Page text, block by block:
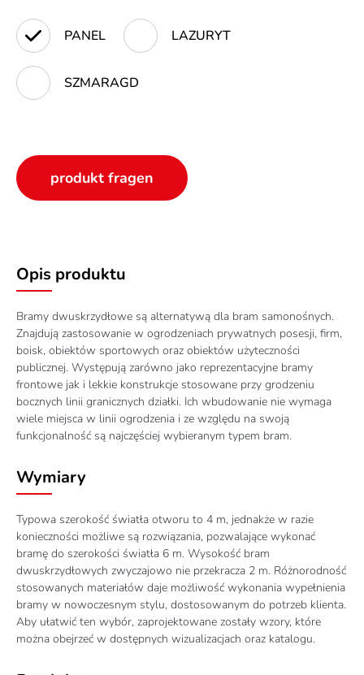
PANEL LAZURYT
SZMARAGD
produkt fragen
Opis produktu
Bramy dwuskrzydłowe są alternatywą dla bram samonośnych.
Znajdują zastosowanie w ogrodzeniach prywatnych posesji, firm,
boisk, obiektów sportowych oraz obiektów użyteczności
publicznej. Występują zarówno jako reprezentacyjne bramy
frontowe jak i lekkie konstrukcje stosowane przy grodzeniu
bocznych linii granicznych działki. Ich wbudowanie nie wymaga
wiele miejsca w linii ogrodzenia i ze względu na swoją
funkcjonalność są najczęściej wybieranym typem bram.
Wymiary
Typowa szerokość światła otworu to 4 m, jednakże w razie
konieczności możliwe są rozwiązania, pozwalające wykonać
bramę do szerokości światła 6 m. Wysokość bram
dwuskrzydłowych zwyczajowo nie przekracza 2 m. Różnorodność
stosowanych materiałów daje możliwość wykonania wypełnienia
bramy w nowoczesnym stylu, dostosowanym do potrzeb klienta.
Aby ułatwić ten wybór, zaprojektowane zostały wzory, które
można obejrzeć w dostępnych wizualizacjach oraz katalogu.